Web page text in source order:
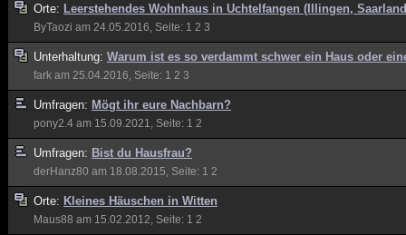
Orte: Leerstehendes Wohnhaus in Uchtelfangen (Illingen,
ByTaozi am 24.05.2016, Seite: 1 2 3
Unterhaltung: Warum ist es so verdammt schwer ein Haus oder
fark am 25.04.2016, Seite: 1 2 3
Umfragen: Mögt ihr eure Nachbarn?
pony2.4 am 15.09.2021, Seite: 1 2
Umfragen: Bist du Hausfrau?
derHanz80 am 18.08.2015, Seite: 1 2
Orte: Kleines Häuschen in Witten
Maus88 am 15.02.2012, Seite: 1 2